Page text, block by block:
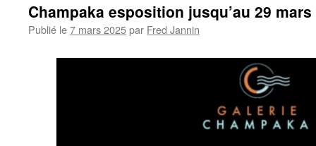
Champaka esposition jusqu’au 29 mars
Publié le7 mars 2025par Fred Jannin